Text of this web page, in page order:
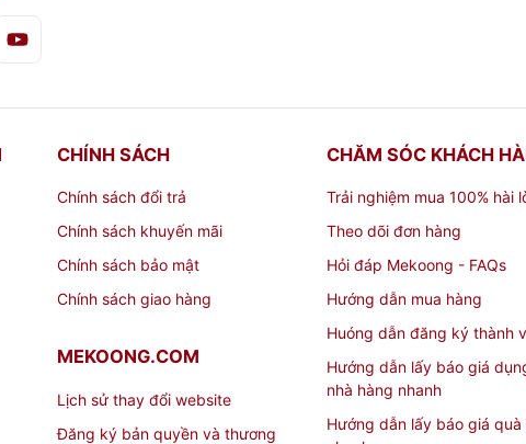
CHÍNH SÁCH
Chính sách đổi trả
Chính sách khuyến mãi
Chính sách bảo mật
Chính sách giao hàng
MEKOONG.COM
Lịch sử thay đổi website
Đăng ký bản quyền và thương
CHĂM SÓC KHÁCH
Trải nghiệm mua 100% hài
Theo dõi đơn hàng
Hỏi đáp Mekoong - FAQs
Hướng dẫn mua hàng
Huóng dẫn đăng ký thành
Hướng dẫn lấy báo giá
nhà hàng nhanh
Hướng dẫn lấy báo giá quà